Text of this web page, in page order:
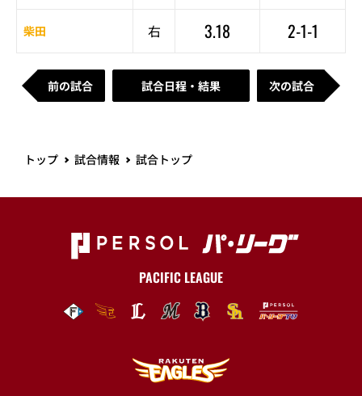
柴田 右 3.18 2-1-1
前の試合 試合日程・結果 次の試合
トップ 試合情報 試合トップ
PACIFIC LEAGUE